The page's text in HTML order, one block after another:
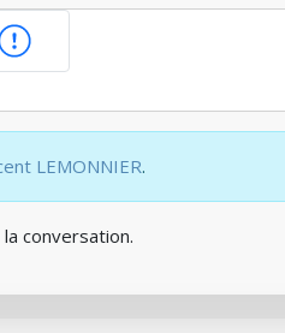
LEMONNIER.
conversation.